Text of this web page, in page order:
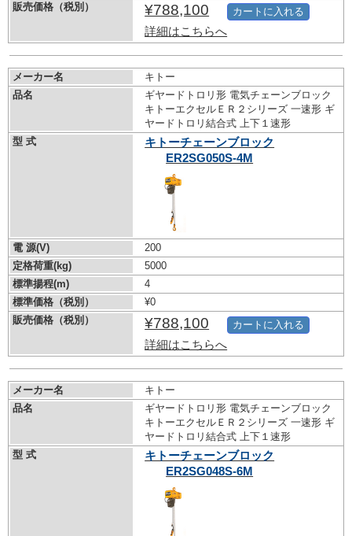
販売価格（税別）
¥788,100
詳細はこちらへ
カートに入れる
メーカー名
キトー
品名
ギヤードトロリ形 電気チェーンブロック
キトーエクセルＥＲ２シリーズ 一速形 ギ
ヤードトロリ結合式 上下１速形
型 式
キトーチェーンブロック
ER2SG050S-4M
電 源(V)
200
定格荷重(kg)
5000
標準揚程(m)
4
標準価格（税別）
¥0
販売価格（税別）
¥788,100
詳細はこちらへ
カートに入れる
メーカー名
キトー
品名
ギヤードトロリ形 電気チェーンブロック
キトーエクセルＥＲ２シリーズ 一速形 ギ
ヤードトロリ結合式 上下１速形
型 式
キトーチェーンブロック
ER2SG048S-6M